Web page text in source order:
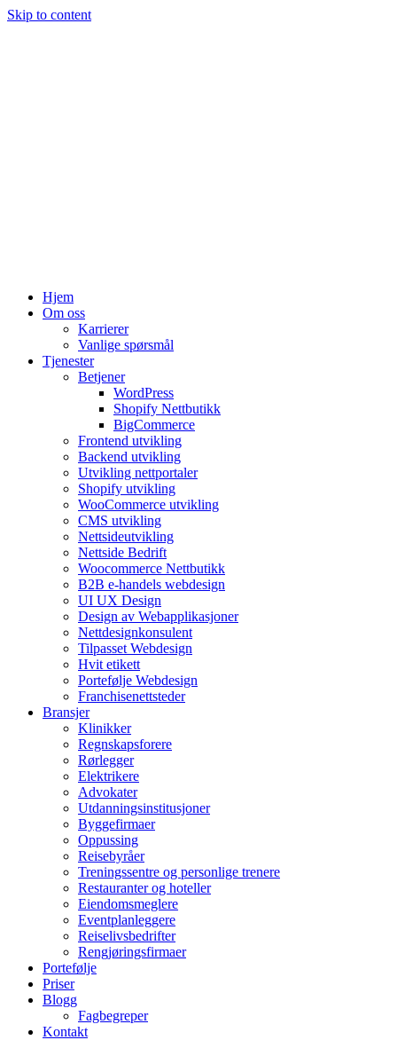
Skip to content
Hjem
Om oss
Karrierer
Vanlige spørsmål
Tjenester
Betjener
WordPress
Shopify Nettbutikk
BigCommerce
Frontend utvikling
Backend utvikling
Utvikling nettportaler
Shopify utvikling
WooCommerce utvikling
CMS utvikling
Nettsideutvikling
Nettside Bedrift
Woocommerce Nettbutikk
B2B e-handels webdesign
UI UX Design
Design av Webapplikasjoner
Nettdesignkonsulent
Tilpasset Webdesign
Hvit etikett
Portefølje Webdesign
Franchisenettsteder
Bransjer
Klinikker
Regnskapsforere
Rørlegger
Elektrikere
Advokater
Utdanningsinstitusjoner
Byggefirmaer
Oppussing
Reisebyråer
Treningssentre og personlige trenere
Restauranter og hoteller
Eiendomsmeglere
Eventplanleggere
Reiselivsbedrifter
Rengjøringsfirmaer
Portefølje
Priser
Blogg
Fagbegreper
Kontakt